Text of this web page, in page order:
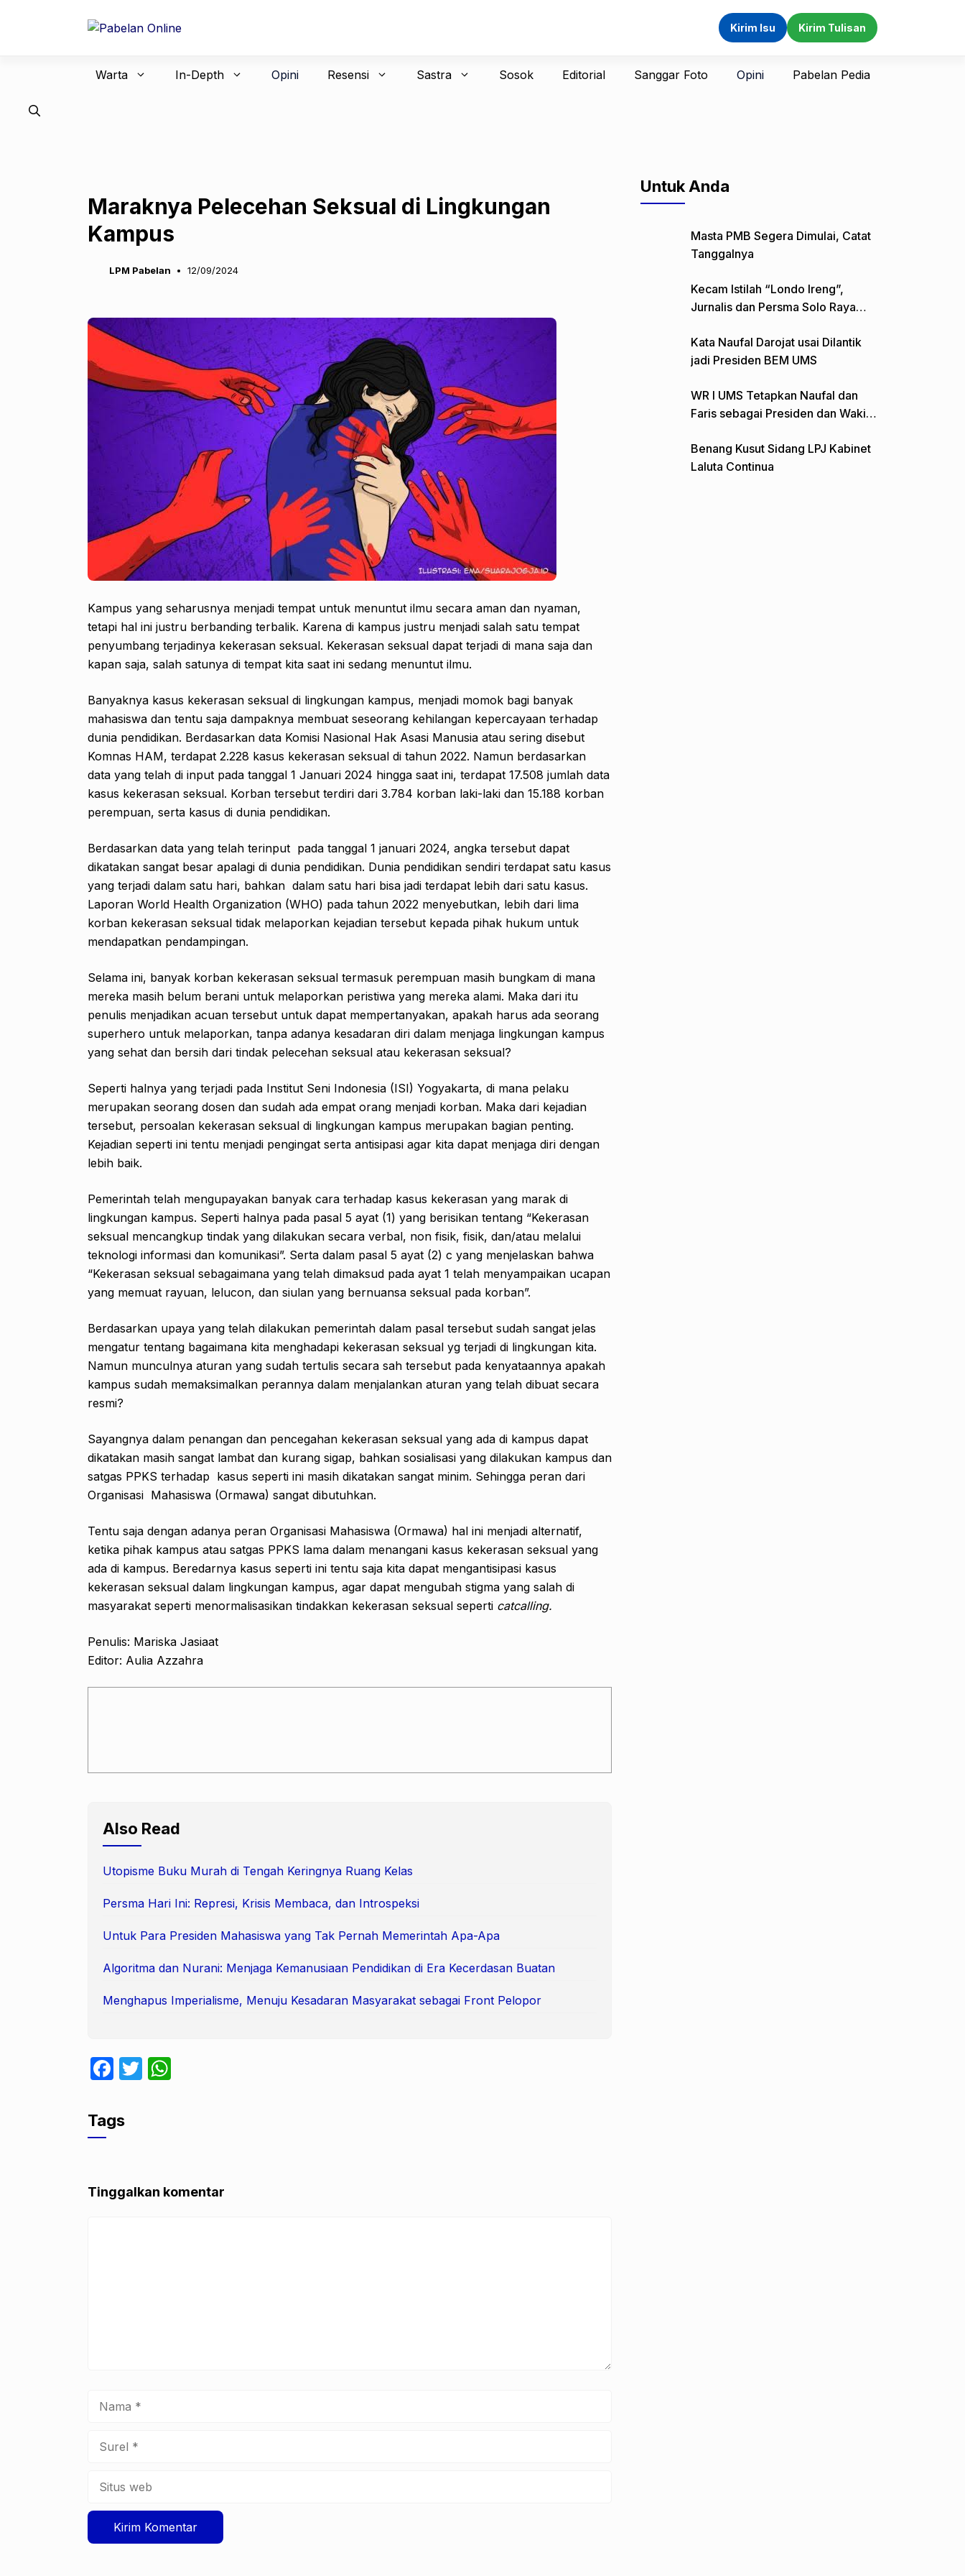
Kirim Isu Kirim Tulisan
Warta In-Depth Opini Resensi Sastra Sosok Editorial Sanggar Foto Opini Pabelan Pedia
Maraknya Pelecehan Seksual di Lingkungan
Kampus
LPM Pabelan 12/09/2024
Kampus yang seharusnya menjadi tempat untuk menuntut ilmu secara aman dan nyaman,
tetapi hal ini justru berbanding terbalik. Karena di kampus justru menjadi salah satu tempat
penyumbang terjadinya kekerasan seksual. Kekerasan seksual dapat terjadi di mana saja dan
kapan saja, salah satunya di tempat kita saat ini sedang menuntut ilmu.
Banyaknya kasus kekerasan seksual di lingkungan kampus, menjadi momok bagi banyak
mahasiswa dan tentu saja dampaknya membuat seseorang kehilangan kepercayaan terhadap
dunia pendidikan. Berdasarkan data Komisi Nasional Hak Asasi Manusia atau sering disebut
Komnas HAM, terdapat 2.228 kasus kekerasan seksual di tahun 2022. Namun berdasarkan
data yang telah di input pada tanggal 1 Januari 2024 hingga saat ini, terdapat 17.508 jumlah data
kasus kekerasan seksual. Korban tersebut terdiri dari 3.784 korban laki-laki dan 15.188 korban
perempuan, serta kasus di dunia pendidikan.
Berdasarkan data yang telah terinput pada tanggal 1 januari 2024, angka tersebut dapat
dikatakan sangat besar apalagi di dunia pendidikan. Dunia pendidikan sendiri terdapat satu kasus
yang terjadi dalam satu hari, bahkan dalam satu hari bisa jadi terdapat lebih dari satu kasus.
Laporan World Health Organization (WHO) pada tahun 2022 menyebutkan, lebih dari lima
korban kekerasan seksual tidak melaporkan kejadian tersebut kepada pihak hukum untuk
mendapatkan pendampingan.
Selama ini, banyak korban kekerasan seksual termasuk perempuan masih bungkam di mana
mereka masih belum berani untuk melaporkan peristiwa yang mereka alami. Maka dari itu
penulis menjadikan acuan tersebut untuk dapat mempertanyakan, apakah harus ada seorang
superhero untuk melaporkan, tanpa adanya kesadaran diri dalam menjaga lingkungan kampus
yang sehat dan bersih dari tindak pelecehan seksual atau kekerasan seksual?
Seperti halnya yang terjadi pada Institut Seni Indonesia (ISI) Yogyakarta, di mana pelaku
merupakan seorang dosen dan sudah ada empat orang menjadi korban. Maka dari kejadian
tersebut, persoalan kekerasan seksual di lingkungan kampus merupakan bagian penting.
Kejadian seperti ini tentu menjadi pengingat serta antisipasi agar kita dapat menjaga diri dengan
lebih baik.
Pemerintah telah mengupayakan banyak cara terhadap kasus kekerasan yang marak di
lingkungan kampus. Seperti halnya pada pasal 5 ayat (1) yang berisikan tentang “Kekerasan
seksual mencangkup tindak yang dilakukan secara verbal, non fisik, fisik, dan/atau melalui
teknologi informasi dan komunikasi”. Serta dalam pasal 5 ayat (2) c yang menjelaskan bahwa
“Kekerasan seksual sebagaimana yang telah dimaksud pada ayat 1 telah menyampaikan ucapan
yang memuat rayuan, lelucon, dan siulan yang bernuansa seksual pada korban”.
Berdasarkan upaya yang telah dilakukan pemerintah dalam pasal tersebut sudah sangat jelas
mengatur tentang bagaimana kita menghadapi kekerasan seksual yg terjadi di lingkungan kita.
Namun munculnya aturan yang sudah tertulis secara sah tersebut pada kenyataannya apakah
kampus sudah memaksimalkan perannya dalam menjalankan aturan yang telah dibuat secara
resmi?
Sayangnya dalam penangan dan pencegahan kekerasan seksual yang ada di kampus dapat
dikatakan masih sangat lambat dan kurang sigap, bahkan sosialisasi yang dilakukan kampus dan
satgas PPKS terhadap kasus seperti ini masih dikatakan sangat minim. Sehingga peran dari
Organisasi Mahasiswa (Ormawa) sangat dibutuhkan.
Tentu saja dengan adanya peran Organisasi Mahasiswa (Ormawa) hal ini menjadi alternatif,
ketika pihak kampus atau satgas PPKS lama dalam menangani kasus kekerasan seksual yang
ada di kampus. Beredarnya kasus seperti ini tentu saja kita dapat mengantisipasi kasus
kekerasan seksual dalam lingkungan kampus, agar dapat mengubah stigma yang salah di
masyarakat seperti menormalisasikan tindakkan kekerasan seksual seperti catcalling.
Penulis: Mariska Jasiaat
Editor: Aulia Azzahra
Also Read
Utopisme Buku Murah di Tengah Keringnya Ruang Kelas
Persma Hari Ini: Represi, Krisis Membaca, dan Introspeksi
Untuk Para Presiden Mahasiswa yang Tak Pernah Memerintah Apa-Apa
Algoritma dan Nurani: Menjaga Kemanusiaan Pendidikan di Era Kecerdasan Buatan
Menghapus Imperialisme, Menuju Kesadaran Masyarakat sebagai Front Pelopor
F
c
e
o
o
T
p
p
Tags
Tinggalkan komentar
Untuk Anda
Masta PMB Segera Dimulai, Catat
Tanggalnya
Kecam Istilah “Londo Ireng”,
Jurnalis dan Persma Solo Raya
Kata Naufal Darojat usai Dilantik
jadi Presiden BEM UMS
WR I UMS Tetapkan Naufal dan
Faris sebagai Presiden dan Wakil
Benang Kusut Sidang LPJ Kabinet
Laluta Continua